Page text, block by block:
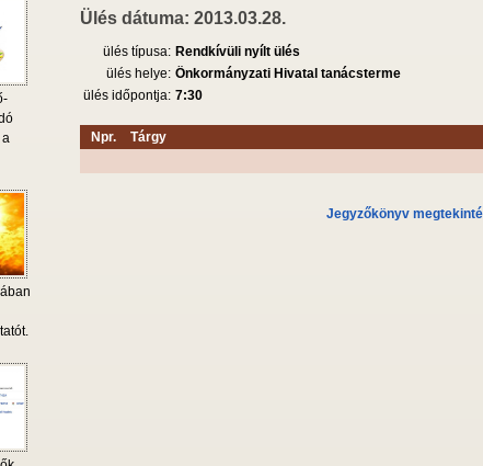
a
Ülés dátuma: 2013.03.28.
ülés típusa: Rendkívüli nyílt ülés
ülés helye: Önkormányzati Hivatal tanácsterme
ülés időpontja: 7:30
Npr. Tárgy
Jegyzőkönyv